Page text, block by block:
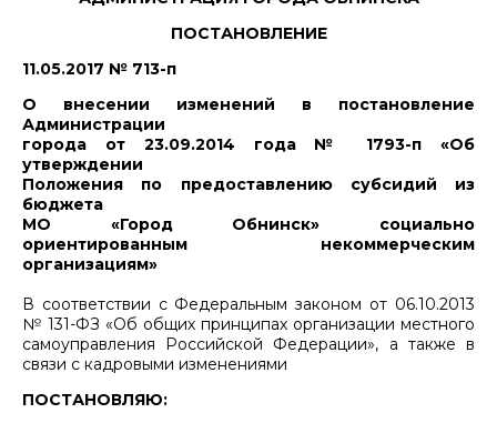
ПОСТАНОВЛЕНИЕ
11.05.2017 № 713-п
О внесении изменений в постановление
Администрации
города от 23.09.2014 года № 1793-п «Об
утверждении
Положения по предоставлению субсидий из
бюджета
МО «Город Обнинск» социально
ориентированным некоммерческим
организациям»
В соответствии с Федеральным законом от 06.10.2013
№ 131-ФЗ «Об общих принципах организации местного
самоуправления Российской Федерации», а также в
связи с кадровыми изменениями
ПОСТАНОВЛЯЮ: